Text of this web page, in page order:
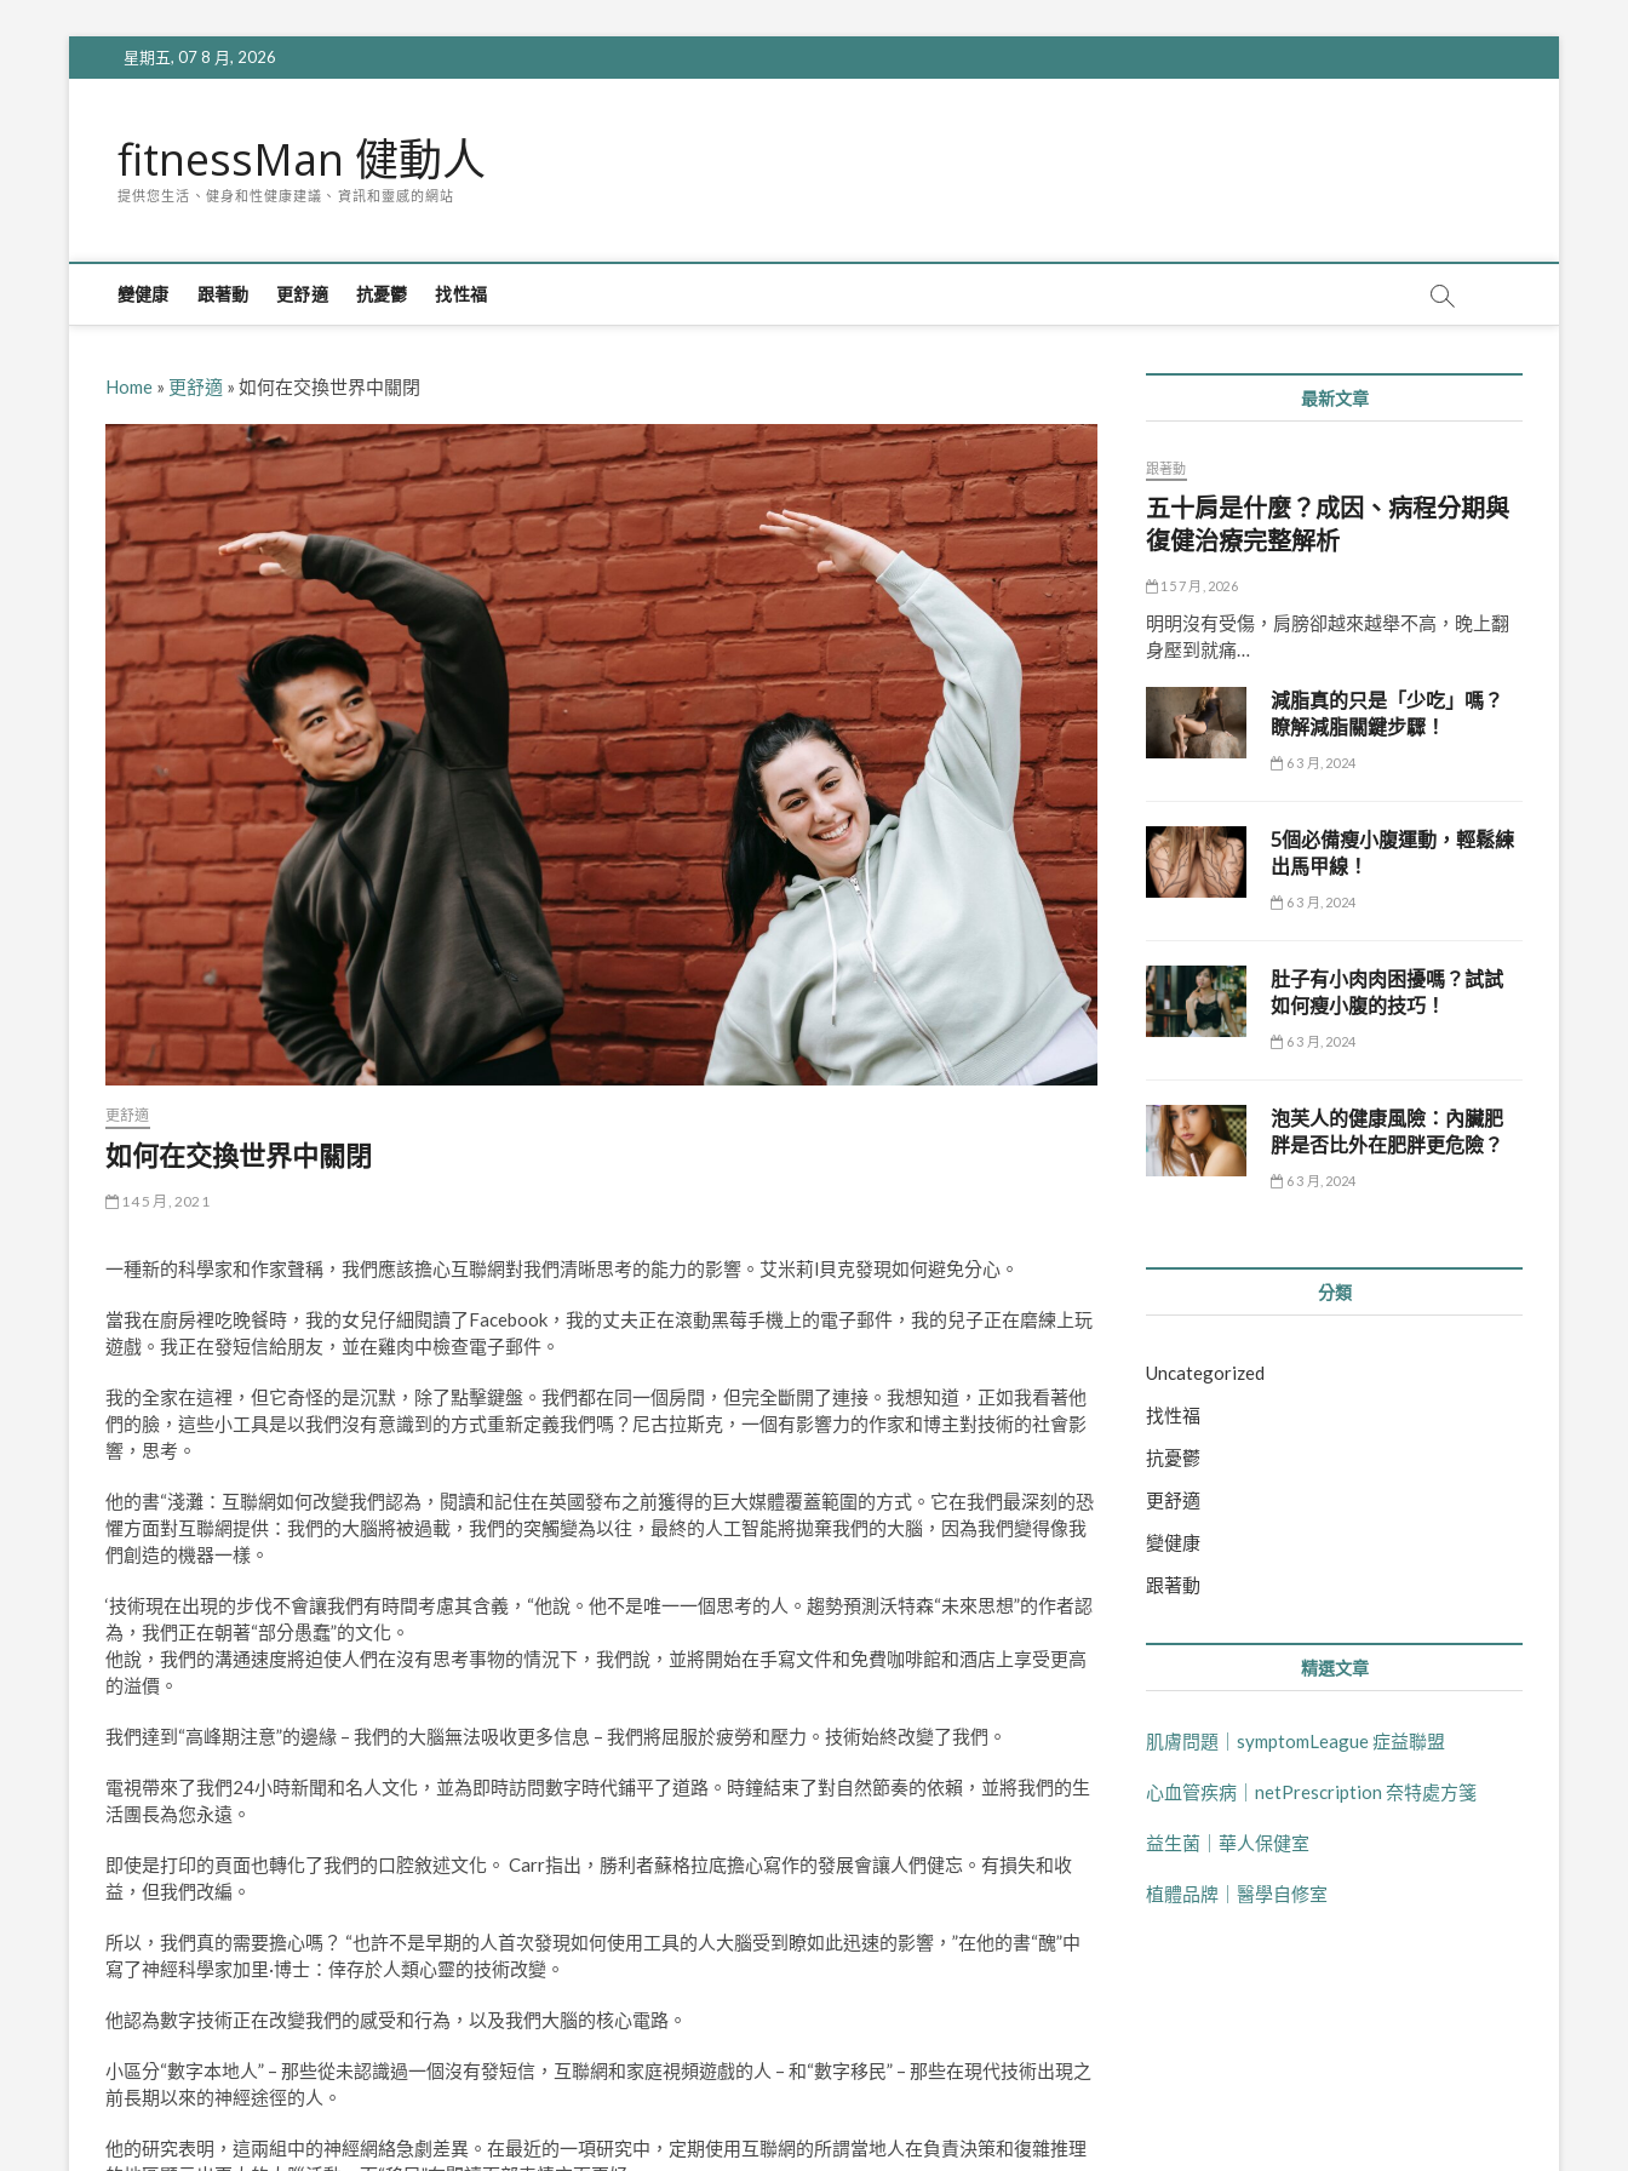
to
星期五, 07 8 月, 2026
fitnessMan 健動人
提供您生活、健身和性健康建議、資訊和靈感的網站
變健康 跟著動 更舒適 抗憂鬱 找性福
Home » 更舒適 » 如何在交換世界中關閉
更舒適
如何在交換世界中關閉
14 5 月, 2021
一種新的科學家和作家聲稱，我們應該擔心互聯網對我們清晰思考的能力的影響。艾米莉l貝克發現如何避免分心。
當我在廚房裡吃晚餐時，我的女兒仔細閱讀了Facebook，我的丈夫正在滾動黑莓手機上的電子郵件，我的兒子正在磨練上玩
遊戲。我正在發短信給朋友，並在雞肉中檢查電子郵件。
我的全家在這裡，但它奇怪的是沉默，除了點擊鍵盤。我們都在同一個房間，但完全斷開了連接。我想知道，正如我看著他
們的臉，這些小工具是以我們沒有意識到的方式重新定義我們嗎？尼古拉斯克，一個有影響力的作家和博主對技術的社會影
響，思考。
他的書“淺灘：互聯網如何改變我們認為，閱讀和記住在英國發布之前獲得的巨大媒體覆蓋範圍的方式。它在我們最深刻的恐
懼方面對互聯網提供：我們的大腦將被過載，我們的突觸變為以往，最終的人工智能將拋棄我們的大腦，因為我們變得像我
們創造的機器一樣。
‘技術現在出現的步伐不會讓我們有時間考慮其含義，“他說。他不是唯一一個思考的人。趨勢預測沃特森“未來思想”的作者認
為，我們正在朝著“部分愚蠢”的文化。
他說，我們的溝通速度將迫使人們在沒有思考事物的情況下，我們說，並將開始在手寫文件和免費咖啡館和酒店上享受更高
的溢價。
我們達到“高峰期注意”的邊緣 – 我們的大腦無法吸收更多信息 – 我們將屈服於疲勞和壓力。技術始終改變了我們。
電視帶來了我們24小時新聞和名人文化，並為即時訪問數字時代鋪平了道路。時鐘結束了對自然節奏的依賴，並將我們的生
活團長為您永遠。
即使是打印的頁面也轉化了我們的口腔敘述文化。 Carr指出，勝利者蘇格拉底擔心寫作的發展會讓人們健忘。有損失和收
益，但我們改編。
所以，我們真的需要擔心嗎？ “也許不是早期的人首次發現如何使用工具的人大腦受到瞭如此迅速的影響，”在他的書“醜”中
寫了神經科學家加里·博士：倖存於人類心靈的技術改變。
他認為數字技術正在改變我們的感受和行為，以及我們大腦的核心電路。
小區分“數字本地人” – 那些從未認識過一個沒有發短信，互聯網和家庭視頻遊戲的人 – 和“數字移民” – 那些在現代技術出現之
前長期以來的神經途徑的人。
他的研究表明，這兩組中的神經網絡急劇差異。在最近的一項研究中，定期使用互聯網的所謂當地人在負責決策和復雜推理
最新文章
跟著動
五十肩是什麼？成因、病程分期與
復健治療完整解析
15 7 月, 2026
明明沒有受傷，肩膀卻越來越舉不高，晚上翻
身壓到就痛…
減脂真的只是「少吃」嗎？
瞭解減脂關鍵步驟！
6 3 月, 2024
5個必備瘦小腹運動，輕鬆練
出馬甲線！
6 3 月, 2024
肚子有小肉肉困擾嗎？試試
如何瘦小腹的技巧！
6 3 月, 2024
泡芙人的健康風險：內臟肥
胖是否比外在肥胖更危險？
6 3 月, 2024
分類
Uncategorized
找性福
抗憂鬱
更舒適
變健康
跟著動
精選文章
肌膚問題｜symptomLeague 症益聯盟
心血管疾病｜netPrescription 奈特處方箋
益生菌｜華人保健室
植體品牌｜醫學自修室